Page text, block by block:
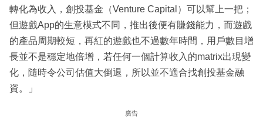
轉化為收入，創投基金（Venture Capital）可以幫上一把；
但遊戲App的生意模式不同，推出後便有賺錢能力，而遊戲
的產品周期較短，再紅的遊戲也不過數年時間，用戶數目增
長並不是穩定地倍增，若任何一個計算收入的matrix出現變
化，隨時令公司估值大倒退，所以並不適合找創投基金融
資。」
廣告